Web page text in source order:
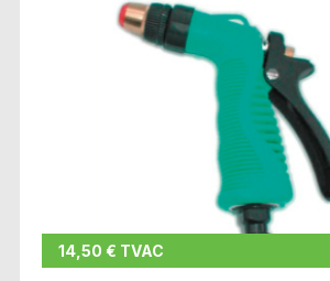
14,50 € TVAC